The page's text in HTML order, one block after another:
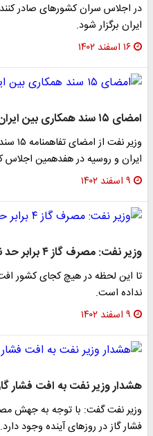
در اجلاس سران کشورهای صادر
ایران برگزار شود.
۱۶ اسفند ۱۴۰۲
امضای ۱۵ سند همکاری بین ایران و روسیه
ایران و روسیه در هفدهمین اجلاس
۹ اسفند ۱۴۰۲
وزیر نفت: مصرف گاز ۴ برابر حد نرمال است
تا این لحظه در هیچ کجای کشور افت
نداده است.
۹ اسفند ۱۴۰۲
هشدار وزیر نفت به افت فشار گاز
وزیر نفت گفت: با توجه به جهش
فشار گاز در روزهای آینده وجود دارد.